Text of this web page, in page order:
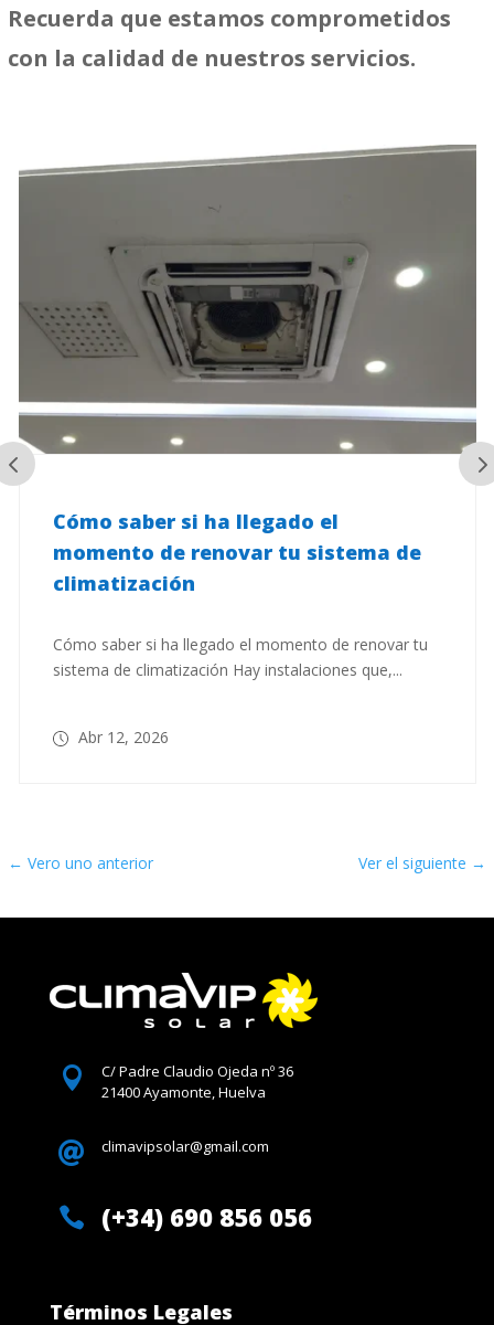
Recuerda que estamos comprometidos
con la calidad de nuestros servicios.
Cómo saber si ha llegado el
momento de renovar tu sistema de
climatización
Cómo saber si ha llegado el momento de renovar tu
sistema de climatización Hay instalaciones que,...
Abr 12, 2026
← Vero uno anterior Ver el siguiente →

C/ Padre Claudio Ojeda nº 36
21400 Ayamonte, Huelva
 climavipsolar@gmail.com
 (+34) 690 856 056
Términos Legales